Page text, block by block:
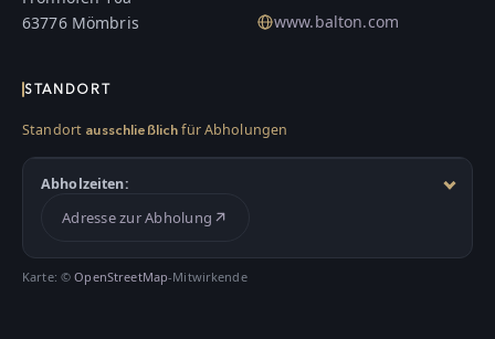
63776 Mömbris
www.balton.com
STANDORT
Standort ausschließlich für Abholungen
Abholzeiten:
Adresse zur Abholung
Karte: ©OpenStreetMap-Mitwirkende